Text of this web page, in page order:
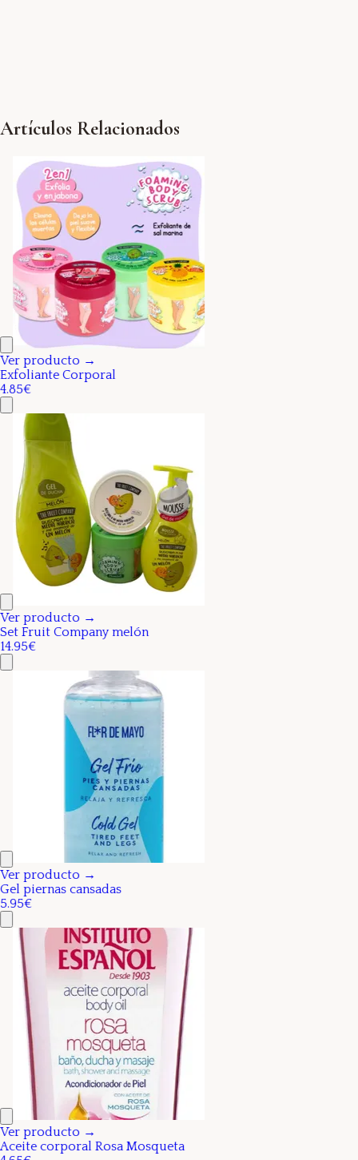
Artículos Relacionados
Ver producto →
Exfoliante Corporal
4.85€
Ver producto →
Set Fruit Company melón
14.95€
Ver producto →
Gel piernas cansadas
5.95€
Ver producto →
Aceite corporal Rosa Mosqueta